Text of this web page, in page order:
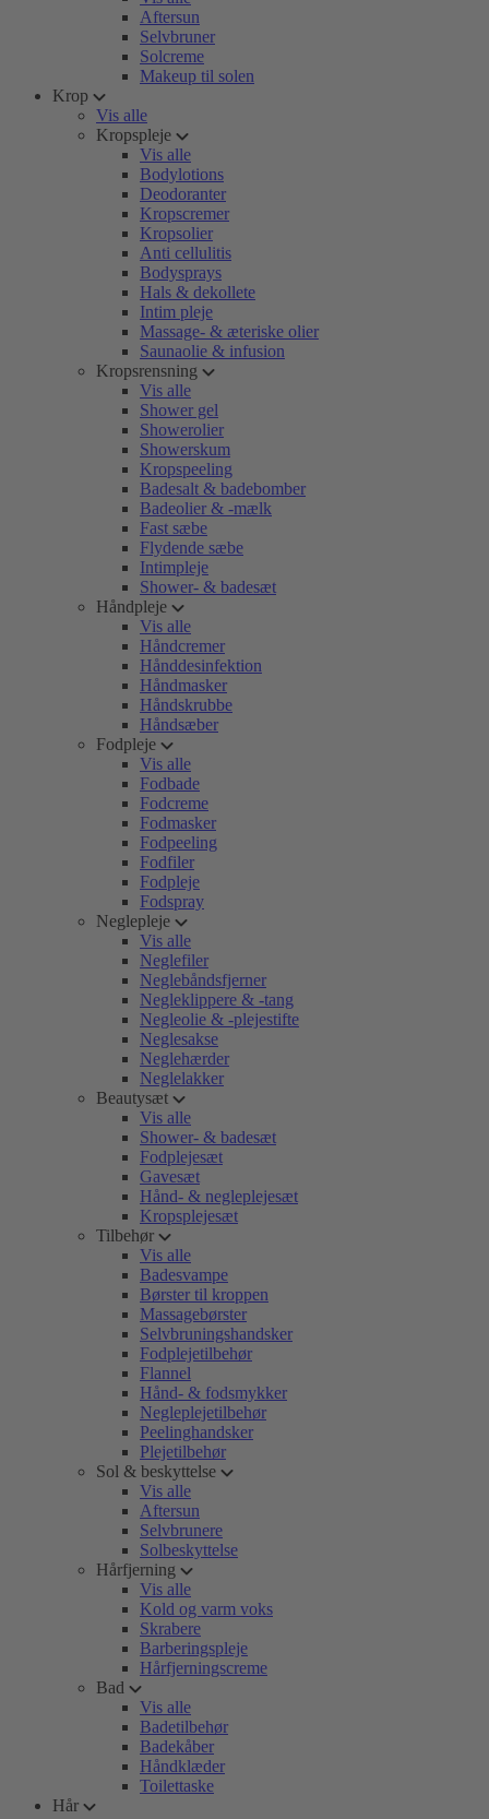
Aftersun
Selvbruner
Solcreme
Makeup til solen
Krop
Vis alle
Kropspleje
Vis alle
Bodylotions
Deodoranter
Kropscremer
Kropsolier
Anti cellulitis
Bodysprays
Hals & dekollete
Intim pleje
Massage- & æteriske olier
Saunaolie & infusion
Kropsrensning
Vis alle
Shower gel
Showerolier
Showerskum
Kropspeeling
Badesalt & badebomber
Badeolier & -mælk
Fast sæbe
Flydende sæbe
Intimpleje
Shower- & badesæt
Håndpleje
Vis alle
Håndcremer
Hånddesinfektion
Håndmasker
Håndskrubbe
Håndsæber
Fodpleje
Vis alle
Fodbade
Fodcreme
Fodmasker
Fodpeeling
Fodfiler
Fodpleje
Fodspray
Neglepleje
Vis alle
Neglefiler
Neglebåndsfjerner
Negleklippere & -tang
Negleolie & -plejestifte
Neglesakse
Neglehærder
Neglelakker
Beautysæt
Vis alle
Shower- & badesæt
Fodplejesæt
Gavesæt
Hånd- & negleplejesæt
Kropsplejesæt
Tilbehør
Vis alle
Badesvampe
Børster til kroppen
Massagebørster
Selvbruningshandsker
Fodplejetilbehør
Flannel
Hånd- & fodsmykker
Negleplejetilbehør
Peelinghandsker
Plejetilbehør
Sol & beskyttelse
Vis alle
Aftersun
Selvbrunere
Solbeskyttelse
Hårfjerning
Vis alle
Kold og varm voks
Skrabere
Barberingspleje
Hårfjerningscreme
Bad
Vis alle
Badetilbehør
Badekåber
Håndklæder
Toilettaske
Hår